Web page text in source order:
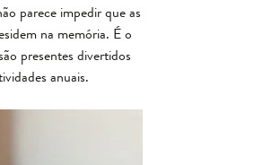
parece impedir que as
na memória. É o
presentes divertidos
anuais.